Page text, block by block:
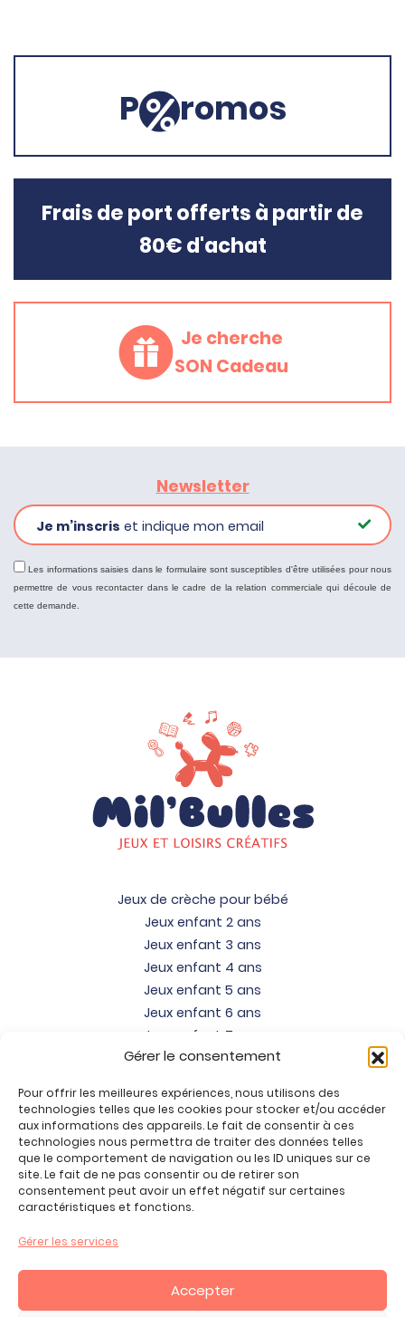
Gérer le consentement
Pour offrir les meilleures expériences, nous utilisons des
technologies telles que les cookies pour stocker et/ou accéder
aux informations des appareils. Le fait de consentir à ces
technologies nous permettra de traiter des données telles
que le comportement de navigation ou les ID uniques sur ce
site. Le fait de ne pas consentir ou de retirer son
consentement peut avoir un effet négatif sur certaines
caractéristiques et fonctions.
Gérer les services
Accepter
P romos
Frais de port offerts à partir de
80€ d'achat
Je cherche
SON Cadeau
Newsletter
Je m’inscris et indique mon email
Les informations saisies dans le formulaire sont susceptibles d'être utilisées pour nous
permettre de vous recontacter dans le cadre de la relation commerciale qui découle de
cette demande.
Jeux de crèche pour bébé
Jeux enfant 2 ans
Jeux enfant 3 ans
Jeux enfant 4 ans
Jeux enfant 5 ans
Jeux enfant 6 ans
Jeux enfant 7 ans
Jeux enfant 8 ans
Jeux enfant 10 ans
Jeux enfant 11 ans
Jeux enfant 12 ans
Tous nos produits
Promos jeux de loisirs créatifs
Mon compte
CGV